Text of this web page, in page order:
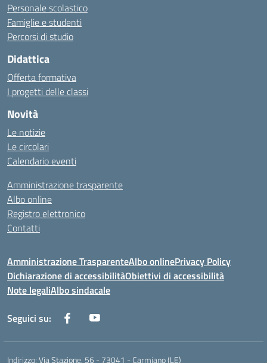
Personale scolastico
Famiglie e studenti
Percorsi di studio
Didattica
Offerta formativa
I progetti delle classi
Novità
Le notizie
Le circolari
Calendario eventi
Amministrazione trasparente
Albo online
Registro elettronico
Contatti
Amministrazione TrasparenteAlbo onlinePrivacy Policy
Dichiarazione di accessibilitàObiettivi di accessibilità
Note legaliAlbo sindacale
Seguici su:
Indirizzo:Via Stazione, 56 - 73041 - Carmiano (LE)